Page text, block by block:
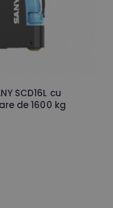
SCD16L cu
de 1600 kg